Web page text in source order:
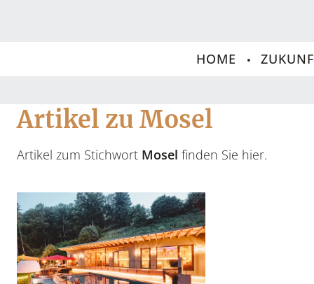
HOME
Artikel zu Mosel
Artikel zum Stichwort Mosel finden Sie hier.